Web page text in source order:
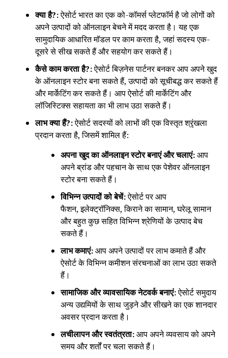
क्या है?:ऐसोर्ट भारत का एक को-कॉमर्स प्लेटफॉर्म है जो लोगों को
अपने उत्पादों को ऑनलाइन बेचने में मदद करता है। यह एक
सामुदायिक आधारित मॉडल पर काम करता है, जहां सदस्य एक-
दूसरे से सीख सकते हैं और सहयोग कर सकते हैं।
कैसे काम करता है?:ऐसोर्ट बिज़नेस पार्टनर बनकर आप अपने खुद
के ऑनलाइन स्टोर बना सकते हैं, उत्पादों को सूचीबद्ध कर सकते हैं
और मार्केटिंग कर सकते हैं। आप ऐसोर्ट की मार्केटिंग और
लॉजिस्टिक्स सहायता का भी लाभ उठा सकते हैं।
लाभ क्या हैं?:ऐसोर्ट सदस्यों को लाभों की एक विस्तृत श्रृंखला
प्रदान करता है, जिसमें शामिल हैं:
अपना खुद का ऑनलाइन स्टोर बनाएं और चलाएं:आप
अपने ब्रांड और पहचान के साथ एक पेशेवर ऑनलाइन
स्टोर बना सकते हैं।
विभिन्न उत्पादों को बेचें:ऐसोर्ट पर आप
फैशन, इलेक्ट्रॉनिक्स, किराने का सामान, घरेलू सामान
और बहुत कुछ सहित विभिन्न श्रेणियों के उत्पाद बेच
सकते हैं।
लाभ कमाएं:आप अपने उत्पादों पर लाभ कमाते हैं और
ऐसोर्ट के विभिन्न कमीशन संरचनाओं का लाभ उठा सकते
हैं।
सामाजिक और व्यावसायिक नेटवर्क बनाएं:ऐसोर्ट समुदाय
अन्य उद्यमियों के साथ जुड़ने और सीखने का एक शानदार
अवसर प्रदान करता है।
लचीलापन और स्वतंत्रता:आप अपने व्यवसाय को अपने
समय और शर्तों पर चला सकते हैं।